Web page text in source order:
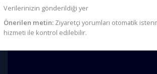
Verilerinizin gönderildiği yer
Önerilen metin: Ziyaretçi yorumları otomatik
hizmeti ile kontrol edilebilir.